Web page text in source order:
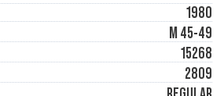
1980
М 45-49
15268
2809